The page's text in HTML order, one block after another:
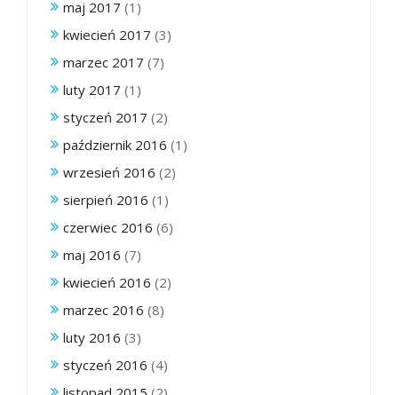
maj 2017 (1)
kwiecień 2017 (3)
marzec 2017 (7)
luty 2017 (1)
styczeń 2017 (2)
październik 2016 (1)
wrzesień 2016 (2)
sierpień 2016 (1)
czerwiec 2016 (6)
maj 2016 (7)
kwiecień 2016 (2)
marzec 2016 (8)
luty 2016 (3)
styczeń 2016 (4)